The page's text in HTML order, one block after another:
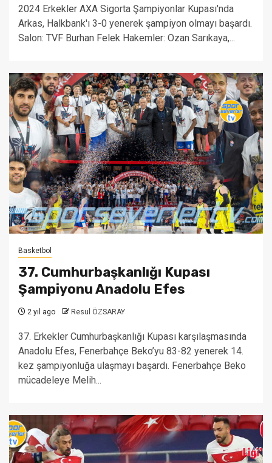
2024 Erkekler AXA Sigorta Şampiyonlar Kupası'nda
Arkas, Halkbank'ı 3-0 yenerek şampiyon olmayı başardı.
Salon: TVF Burhan Felek Hakemler: Ozan Sarıkaya,...
Basketbol
37. Cumhurbaşkanlığı Kupası
Şampiyonu Anadolu Efes
2 yıl ago Resul ÖZSARAY
37. Erkekler Cumhurbaşkanlığı Kupası karşılaşmasında
Anadolu Efes, Fenerbahçe Beko’yu 83-82 yenerek 14.
kez şampiyonluğa ulaşmayı başardı. Fenerbahçe Beko
mücadeleye Melih...